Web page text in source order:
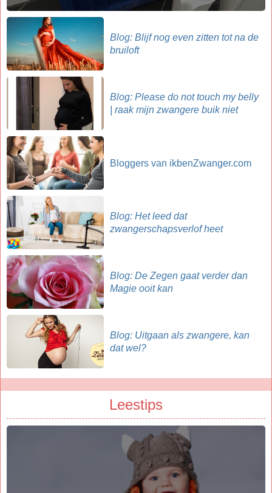
Blog: Blijf nog even zitten tot na de
bruiloft
Blog: Please do not touch my belly
| raak mijn zwangere buik niet
Bloggers van ikbenZwanger.com
Blog: Het leed dat
zwangerschapsverlof heet
Blog: De Zegen gaat verder dan
Magie ooit kan
Blog: Uitgaan als zwangere, kan
dat wel?
Leestips